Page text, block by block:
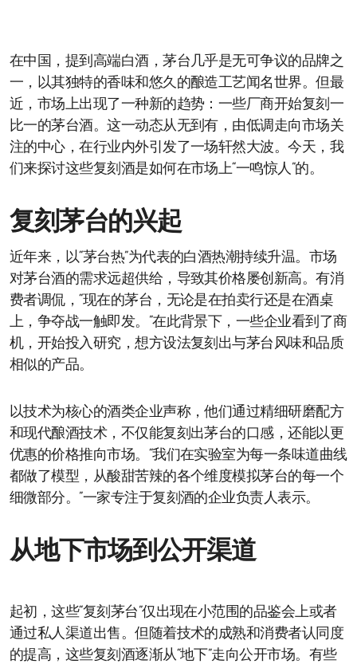
在中国，提到高端白酒，茅台几乎是无可争议的品牌之
一，以其独特的香味和悠久的酿造工艺闻名世界。但最
近，市场上出现了一种新的趋势：一些厂商开始复刻一
比一的茅台酒。这一动态从无到有，由低调走向市场关
注的中心，在行业内外引发了一场轩然大波。今天，我
们来探讨这些复刻酒是如何在市场上“一鸣惊人”的。
复刻茅台的兴起
近年来，以“茅台热”为代表的白酒热潮持续升温。市场
对茅台酒的需求远超供给，导致其价格屡创新高。有消
费者调侃，“现在的茅台，无论是在拍卖行还是在酒桌
上，争夺战一触即发。”在此背景下，一些企业看到了商
机，开始投入研究，想方设法复刻出与茅台风味和品质
相似的产品。
以技术为核心的酒类企业声称，他们通过精细研磨配方
和现代酿酒技术，不仅能复刻出茅台的口感，还能以更
优惠的价格推向市场。“我们在实验室为每一条味道曲线
都做了模型，从酸甜苦辣的各个维度模拟茅台的每一个
细微部分。”一家专注于复刻酒的企业负责人表示。
从地下市场到公开渠道
起初，这些“复刻茅台”仅出现在小范围的品鉴会上或者
通过私人渠道出售。但随着技术的成熟和消费者认同度
的提高，这些复刻酒逐渐从“地下”走向公开市场。有些